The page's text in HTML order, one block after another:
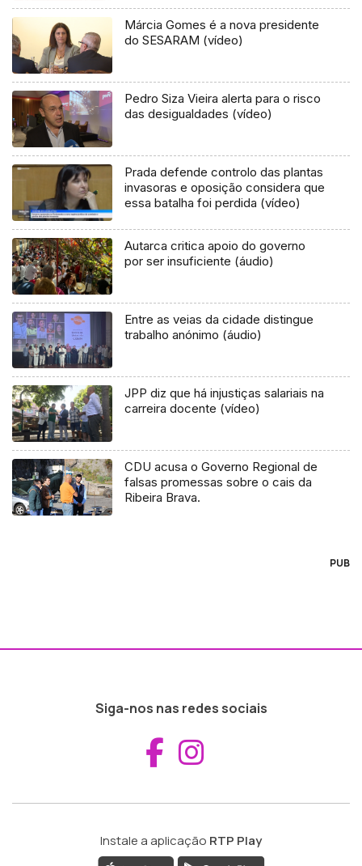
Márcia Gomes é a nova presidente
do SESARAM (vídeo)
Pedro Siza Vieira alerta para o risco
das desigualdades (vídeo)
Prada defende controlo das plantas
invasoras e oposição considera que
essa batalha foi perdida (vídeo)
Autarca critica apoio do governo
por ser insuficiente (áudio)
Entre as veias da cidade distingue
trabalho anónimo (áudio)
JPP diz que há injustiças salariais na
carreira docente (vídeo)
CDU acusa o Governo Regional de
falsas promessas sobre o cais da
Ribeira Brava.
PUB
Siga-nos nas redes sociais
Aceder ao
Instale a aplicação RTP Play